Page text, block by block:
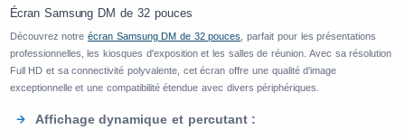
Écran Samsung DM de 32 pouces
Découvrez notre écran Samsung DM de 32 pouces
, parfait pour les présentations
professionnelles, les kiosques d'exposition et les salles de réunion. Avec sa résolution
Full HD et sa connectivité polyvalente, cet écran offre une qualité d'image
exceptionnelle et une compatibilité étendue avec divers périphériques.
Affichage dynamique et percutant :